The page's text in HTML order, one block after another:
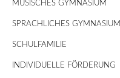
MUSISCHES GYMNASIUM
SPRACHLICHES GYMNASIUM
SCHULFAMILIE
INDIVIDUELLE FÖRDERUNG